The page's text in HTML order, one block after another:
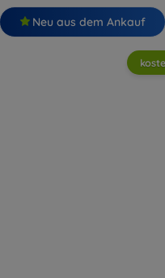
Neu aus dem Ankauf